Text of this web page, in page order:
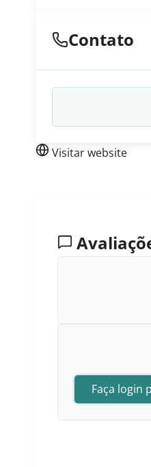
Contato
Visitar website
Faça login